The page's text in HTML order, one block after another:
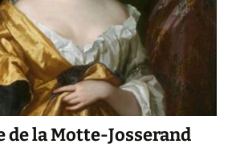
de la Motte-Josserand